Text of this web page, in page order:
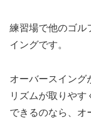
練習場で他のゴル
イングです。
オーバースイング
リズムが取りや
できるのなら、オ